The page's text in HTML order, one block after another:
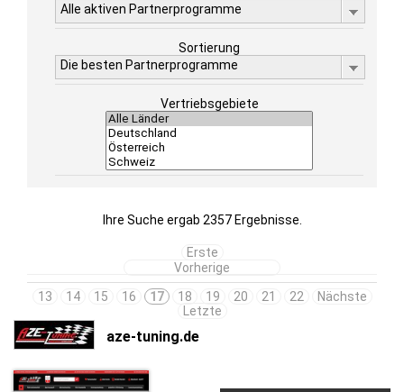
Alle aktiven Partnerprogramme
Sortierung
Die besten Partnerprogramme
Vertriebsgebiete
Ihre Suche ergab 2357 Ergebnisse.
Erste
Vorherige
13
14 15 16 17 18 19 20 21 22
Nächste
Letzte
aze-tuning.de